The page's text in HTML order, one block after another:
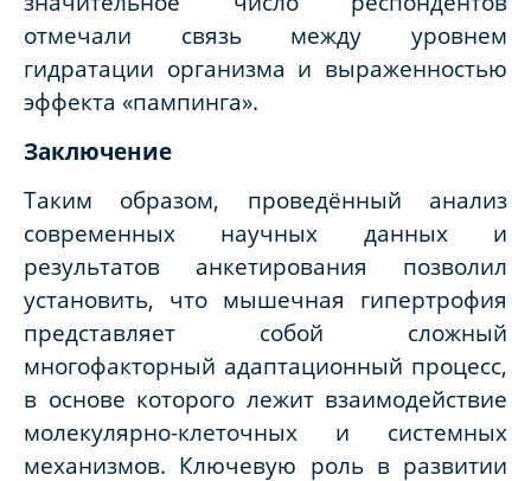
отмечали связь между уровнем
гидратации организма и выраженностью
эффекта «пампинга».
Заключение
Таким образом, проведённый анализ
современных научных данных и
результатов анкетирования позволил
установить, что мышечная гипертрофия
представляет собой сложный
многофакторный адаптационный процесс,
в основе которого лежит взаимодействие
молекулярно-клеточных и системных
механизмов. Ключевую роль в развитии